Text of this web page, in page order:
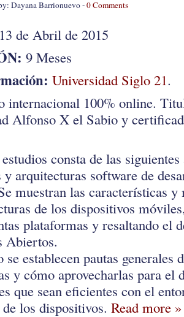
Dayana Barrionuevo -0 Comments
13 de Abril de 2015
9 Meses
Universidad Siglo 21.
internacional 100% online.
Alfonso X el Sabio y
consta de las
arquitecturas software de
muestran las características y
de los dispositivos
plataformas y resaltando el
Abiertos.
establecen pautas generales
y cómo aprovecharlas para el
que sean eficientes con el
los dispositivos. Read more »